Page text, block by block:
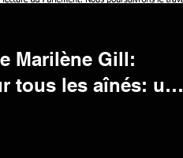
Marilène Gill:
tous les aînés: une